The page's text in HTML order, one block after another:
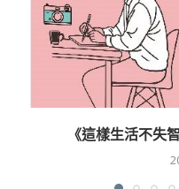
《這樣生活不失